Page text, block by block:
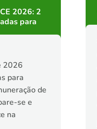
2026: 2
para
2026
para
de
se e
na